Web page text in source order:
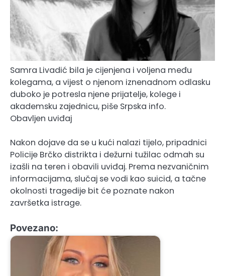
Samra Livadić bila je cijenjena i voljena među
kolegama, a vijest o njenom iznenadnom odlasku
duboko je potresla njene prijatelje, kolege i
akademsku zajednicu, piše Srpska info.
Obavljen uviđaj
Nakon dojave da se u kući nalazi tijelo, pripadnici
Policije Brčko distrikta i dežurni tužilac odmah su
izašli na teren i obavili uviđaj. Prema nezvaničnim
informacijama, slučaj se vodi kao suicid, a tačne
okolnosti tragedije bit će poznate nakon
završetka istrage.
Povezano: